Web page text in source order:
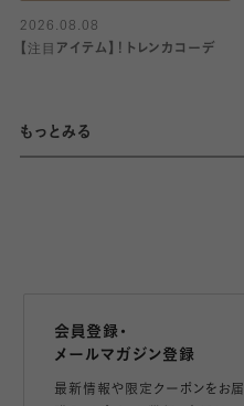
2026.08.08
【注目アイテム】！トレンカコーデ
もっとみる
会員登録・
メールマガジン登録
最新情報や限定クーポンをお届